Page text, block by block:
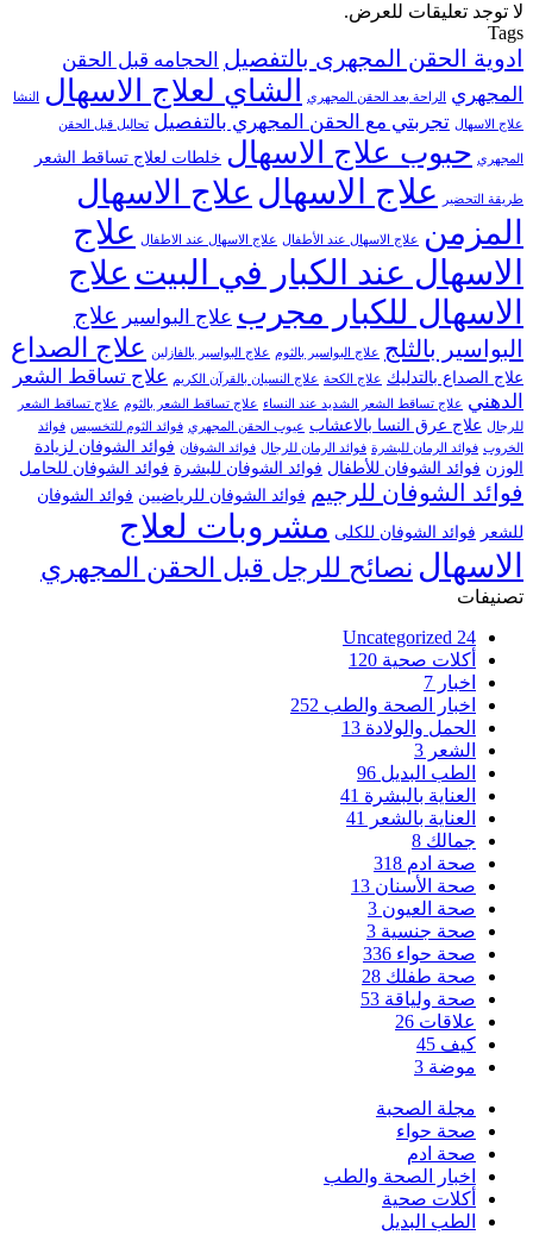
لا توجد تعليقات للعرض.
Tags
ادوية الحقن المجهرى بالتفصيل الحجامه قبل الحقن
المجهري
الراحة بعد الحقن المجهري الشاي لعلاج الاسهال النشا
علاج الاسهال تجربتي مع الحقن المجهري بالتفصيل تحاليل قبل الحقن
المجهري حبوب علاج الاسهال خلطات لعلاج تساقط الشعر
طريقة التحضير علاج الاسهال علاج الاسهال
المزمن
علاج الاسهال عند الأطفال علاج الاسهال عند الاطفال علاج
الاسهال عند الكبار في البيت علاج
الاسهال للكبار مجرب علاج البواسير علاج
البواسير بالثلج علاج البواسير بالثوم علاج البواسير بالفازلين علاج الصداع
علاج الصداع بالتدليك علاج الكحة علاج النسيان بالقرآن الكريم علاج تساقط الشعر
الدهني علاج تساقط الشعر الشديد عند النساء علاج تساقط الشعر بالثوم علاج تساقط الشعر
للرجال علاج عرق النسا بالاعشاب عيوب الحقن المجهري فوائد الثوم للتخسيس فوائد
الخروب فوائد الرمان للبشرة فوائد الرمان للرجال فوائد الشوفان فوائد الشوفان لزيادة
الوزن فوائد الشوفان للأطفال فوائد الشوفان للبشرة فوائد الشوفان للحامل
فوائد الشوفان للرجيم فوائد الشوفان للرياضيين فوائد الشوفان
للشعر فوائد الشوفان للكلى مشروبات لعلاج
الاسهال نصائح للرجل قبل الحقن المجهري
تصنيفات
Uncategorized 24
أكلات صحية 120
اخبار 7
اخبار الصحة والطب 252
الحمل والولادة 13
الشعر 3
الطب البديل 96
العناية بالبشرة 41
العناية بالشعر
41
جمالك 8
صحة ادم 318
صحة الأسنان 13
صحة العيون 3
صحة جنسية 3
صحة حواء 336
صحة طفلك 28
صحة ولياقة 53
علاقات 26
كيف 45
موضة 3
مجلة الصحبة
صحة حواء
صحة ادم
اخبار الصحة والطب
أكلات صحية
الطب البديل